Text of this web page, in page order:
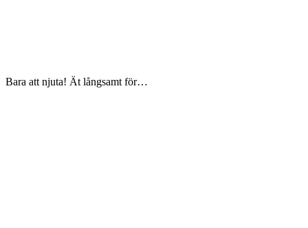
Bara att njuta! Ät långsamt för…